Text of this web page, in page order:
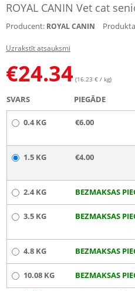
ROYAL CANIN Vet cat
Producent: ROYAL CANIN
Uzrakstīt atsauksmi
€24.34 (16.23 € / kg)
SVARS PIEGĀDE
0.4 KG €6.00
1.5 KG €4.00
2.4 KG BEZMAKSAS
3.5 KG BEZMAKSAS
4.8 KG BEZMAKSAS
10.08 KG BEZMAKSAS